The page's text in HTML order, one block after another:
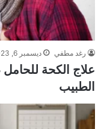
رغد مطفي ديسمبر 6, 2023
الطبيب